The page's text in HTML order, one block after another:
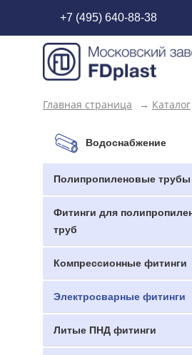
+7 (495) 640-88-38
Главная страница → Каталог
Водоснабжение
Полипропиленовые трубы
Фитинги для
труб
Компрессионные фитинги
Электросварные фитинги
Литые ПНД фитинги